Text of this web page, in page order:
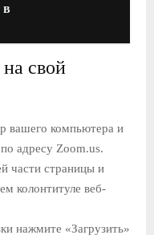
в
свой
вашего компьютера и
адресу Zoom.us.
части страницы и
колонтитуле веб-
нажмите «Загрузить»